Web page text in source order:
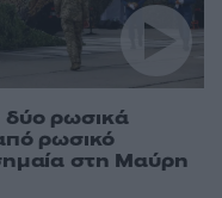
ρωσικά
ρωσικό
στη Μαύρη